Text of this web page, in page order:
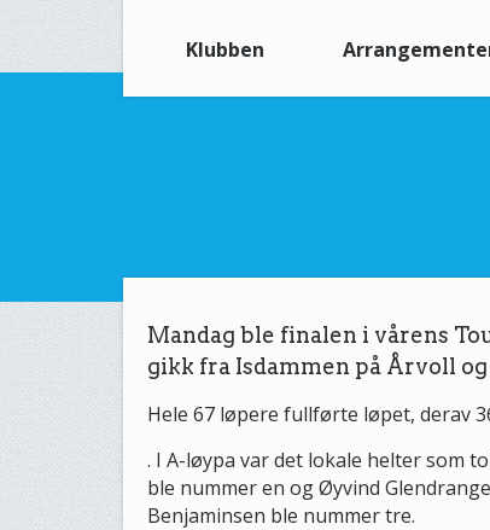
Klubben
Mandag ble finalen i vårens
gikk fra Isdammen på Årvoll
Hele 67 løpere fullførte løpet, derav
. I A-løypa var det lokale helter som
ble nummer en og Øyvind
Benjaminsen ble nummer tre.